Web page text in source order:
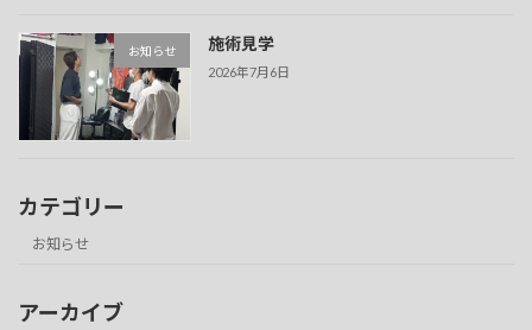
お知らせ 施術見学
2026年7月6日
カテゴリー
お知らせ
アーカイブ